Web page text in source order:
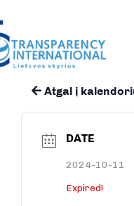
Atgal į
DATE
2024-10-11
Expired!